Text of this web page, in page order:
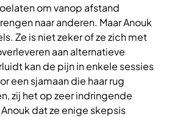
om vanop afstand
naar anderen. Maar Anouk
Ze is niet zeker of ze zich met
aan alternatieve
kan de pijn in enkele sessies
een sjamaan die haar rug
zij het op zeer indringende
dat ze enige skepsis